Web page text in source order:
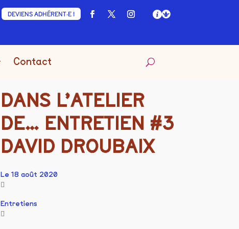
DEVIENS ADHÉRENT·E !
Contact
DANS L’ATELIER
DE… ENTRETIEN #3
DAVID DROUBAIX
Le 18 août 2020
Entretiens